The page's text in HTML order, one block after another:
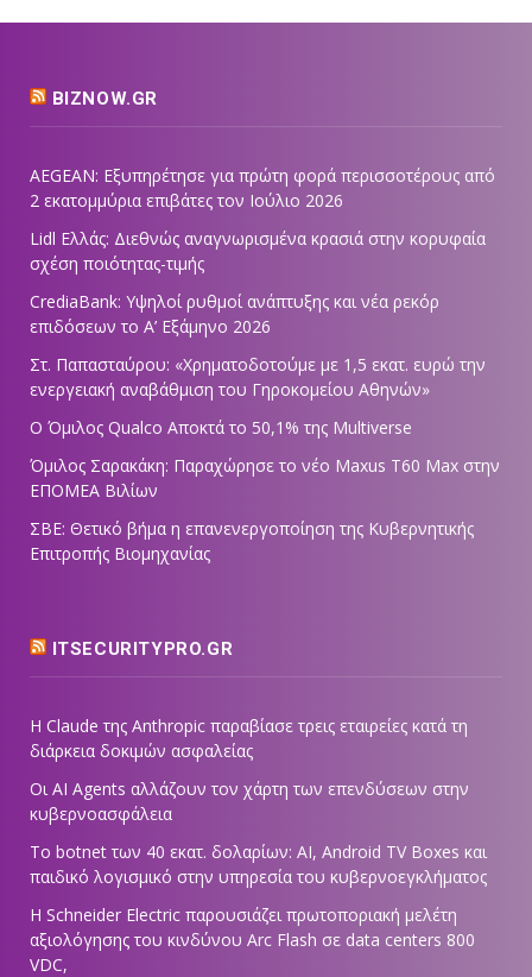
BIZNOW.GR
AEGEAN: Εξυπηρέτησε για πρώτη φορά περισσοτέρους από
2 εκατομμύρια επιβάτες τον Ιούλιο 2026
Lidl Ελλάς: Διεθνώς αναγνωρισμένα κρασιά στην κορυφαία
σχέση ποιότητας-τιμής
CrediaBank: Υψηλοί ρυθμοί ανάπτυξης και νέα ρεκόρ
επιδόσεων το Α’ Εξάμηνο 2026
Στ. Παπασταύρου: «Χρηματοδοτούμε με 1,5 εκατ. ευρώ την
ενεργειακή αναβάθμιση του Γηροκομείου Αθηνών»
Ο Όμιλος Qualco Αποκτά το 50,1% της Multiverse
Όμιλος Σαρακάκη: Παραχώρησε το νέο Maxus T60 Max στην
ΕΠΟΜΕΑ Βιλίων
ΣΒΕ: Θετικό βήμα η επανενεργοποίηση της Κυβερνητικής
Επιτροπής Βιομηχανίας
ITSECURITYPRO.GR
Η Claude της Anthropic παραβίασε τρεις εταιρείες κατά τη
διάρκεια δοκιμών ασφαλείας
Οι AI Agents αλλάζουν τον χάρτη των επενδύσεων στην
κυβερνοασφάλεια
Το botnet των 40 εκατ. δολαρίων: AI, Android TV Boxes και
παιδικό λογισμικό στην υπηρεσία του κυβερνοεγκλήματος
Η Schneider Electric παρουσιάζει πρωτοποριακή μελέτη
αξιολόγησης του κινδύνου Arc Flash σε data centers 800
VDC,